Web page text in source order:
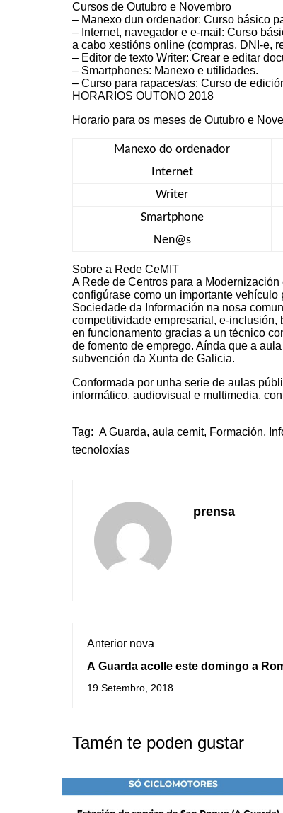
Cursos de Outubro e Novembro
– Manexo dun ordenador: Curso básico
– Internet, navegador e e-mail: Curso
a cabo xestións online (compras, DNI-e,
– Editor de texto Writer: Crear e editar
– Smartphones: Manexo e utilidades.
– Curso para rapaces/as: Curso de
HORARIOS OUTONO 2018
Horario para os meses de Outubro e
Manexo do ordenador
Internet
Writer
Smartphone
Nen@s
Sobre a Rede CeMIT
A Rede de Centros para a
configúrase como un importante
Sociedade da Información na nosa
competitividade empresarial, e-inclusión,
en funcionamento gracias a un técnico
de fomento de emprego. Aínda que a
subvención da Xunta de Galicia.
Conformada por unha serie de aulas
informático, audiovisual e multimedia,
Tag: A Guarda, aula cemit, Formación,
tecnoloxías
prensa
Anterior nova
A Guarda acolle este domingo a
Trega
19 Setembro, 2018
Tamén te poden gustar